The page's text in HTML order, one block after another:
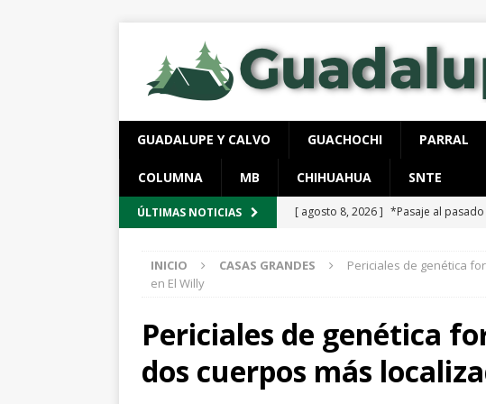
GUADALUPE Y CALVO GUACHOCHI PARRAL
COLUMNA MB CHIHUAHUA SNTE
ÚLTIMAS NOTICIAS [ agosto 8, 2026 ] *Pasaje al
[ agosto 7, 2026 ] Santiago de la
[ agosto 7, 2026 ] Arrestan a 6 y
[ agosto 7, 2026 ] Clausura alcalde
INICIO CASAS GRANDES
Periciales de genética
en El Willy
Periciales de genética
dos cuerpos más